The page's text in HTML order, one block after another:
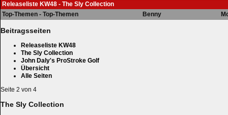
Releaseliste KW48 - The Sly Collection
Top-Themen - Top-Themen
Benny
Beitragsseiten
Releaseliste KW48
The Sly Collection
John Daly's ProStroke Golf
Übersicht
Alle Seiten
Seite 2 von 4
The Sly Collection